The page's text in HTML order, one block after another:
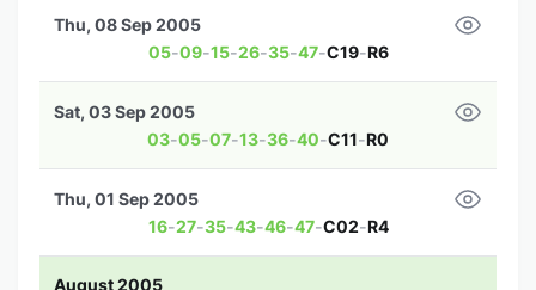
05-09-15-26-35-47-C19-R6
Thu, 08 Sep 2005
03-05-07-13-36-40-C11-R0
Sat, 03 Sep 2005
16-27-35-43-46-47-C02-R4
Thu, 01 Sep 2005
August 2005